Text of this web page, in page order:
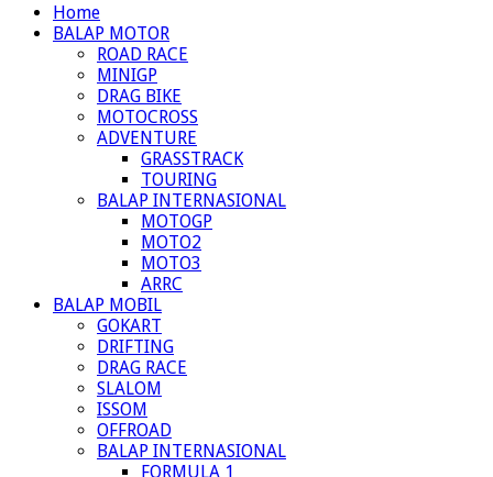
Home
BALAP MOTOR
ROAD RACE
MINIGP
DRAG BIKE
MOTOCROSS
ADVENTURE
GRASSTRACK
TOURING
BALAP INTERNASIONAL
MOTOGP
MOTO2
MOTO3
ARRC
BALAP MOBIL
GOKART
DRIFTING
DRAG RACE
SLALOM
ISSOM
OFFROAD
BALAP INTERNASIONAL
FORMULA 1